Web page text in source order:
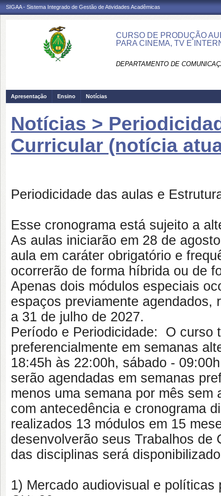
SIGAA - Sistema Integrado de Gestão de Atividades Acadêmicas
CURSO DE PRODUÇÃO
PARA CINEMA, TV E
DEPARTAMENTO DE
Apresentação Ensino Notícias
Notícias >
Curricular (notícia
Periodicidade das aulas e
Esse cronograma está sujeito a
As aulas iniciarão em 28 de
aula em caráter obrigatório e
ocorrerão de forma híbrida ou de
Apenas dois módulos especiais
espaços previamente agendados,
a 31 de julho de 2027.
Período e Periodicidade: O curso
preferencialmente em semanas
18:45h às 22:00h, sábado -
serão agendadas em semanas
menos uma semana por mês
com antecedência e cronograma
realizados 13 módulos em 15
desenvolverão seus Trabalhos de
das disciplinas será
1) Mercado audiovisual e